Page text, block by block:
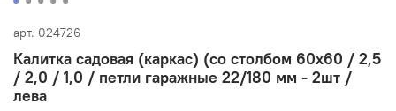
арт. 024726
Калитка садовая (каркас) (со столбом 60х60 / 2,5
/ 2,0 / 1,0 / петли гаражные 22/180 мм - 2шт /
лева